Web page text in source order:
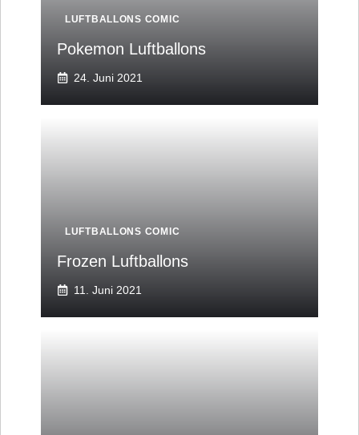
LUFTBALLONS COMIC
Pokemon Luftballons
24. Juni 2021
LUFTBALLONS COMIC
Frozen Luftballons
11. Juni 2021